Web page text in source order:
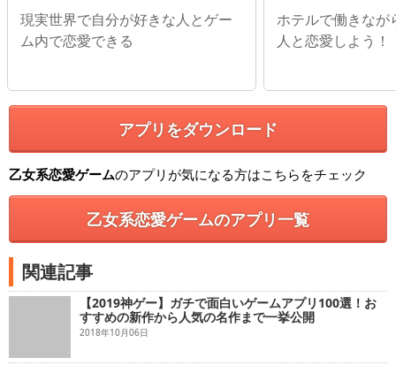
ム
現実世界で自分が好きな人とゲー
ム内で恋愛できる
ホテルで働きなが
人と恋愛しよう！
アプリをダウンロード
乙女系恋愛ゲームのアプリが気になる方はこちらをチェック
乙女系恋愛ゲームのアプリ一覧
関連記事
【2019神ゲー】ガチで面白いゲームアプリ100選！お
すすめの新作から人気の名作まで一挙公開
2018年10月06日